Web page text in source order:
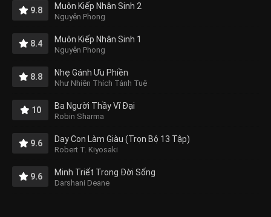
9.8 Muôn Kiếp Nhân Sinh 2
Nguyên Phong
8.4 Muôn Kiếp Nhân Sinh 1
Nguyên Phong
8.8 Nhẹ Gánh Ưu Phiền
Như Nhiên Thích Tánh Tuệ
10 Ba Người Thầy Vĩ Đại
Robin Sharma
9.6 Dạy Con Làm Giàu (Trọn Bộ 13 Tập)
Robert T. Kiyosaki
9.6 Minh Triết Trong Đời Sống
Darshani Deane